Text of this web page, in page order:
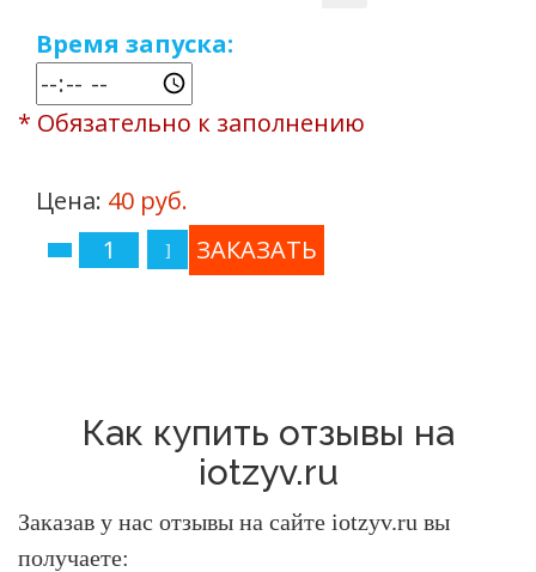
Время запуска:
* Обязательно к заполнению
Цена: 40 руб.
Как купить отзывы на
iotzyv.ru
Заказав у нас отзывы на сайте iotzyv.ru вы
получаете: